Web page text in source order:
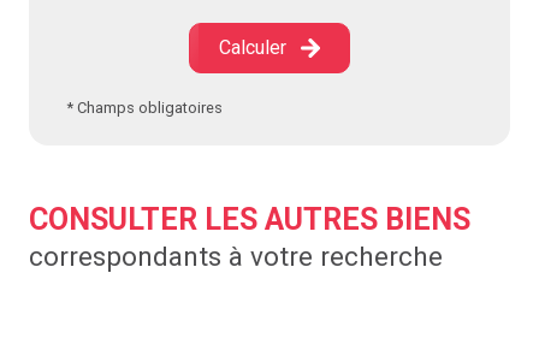
Calculer
* Champs obligatoires
CONSULTER LES AUTRES BIENS
correspondants à votre recherche